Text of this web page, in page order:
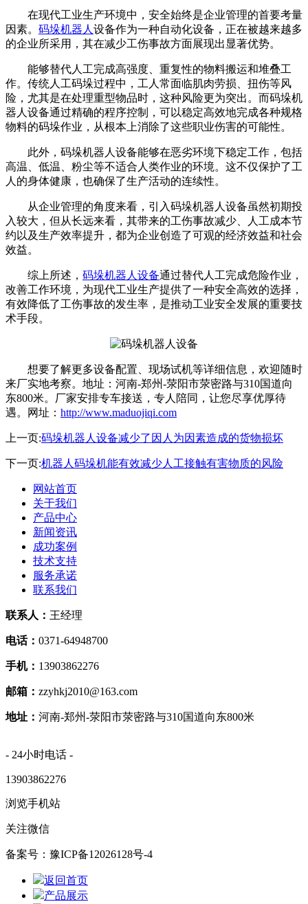
在现代工业生产环境中，安全始终是企业管理的首要考量
因素。 码垛机器人 设备作为一种自动化设备，正在被越来越多
的企业所采用，其在减少工伤事故方面展现出显著优势。
能够替代人工完成高强度、重复性的物料搬运和堆叠工
作。传统人工码垛过程中，工人常面临肌肉劳损、扭伤等风
险，尤其是在处理重型物品时，这种风险更为突出。而码垛机
器人设备通过精确的程序控制，可以稳定高效地完成各种规格
物料的码垛作业，从根本上消除了这些职业伤害的可能性。
此外，码垛机器人设备能够在恶劣环境下稳定工作，包括
高温、低温、粉尘等不适合人类作业的环境。这不仅保护了工
人的身体健康，也确保了生产活动的连续性。
从企业管理的角度来看，引入码垛机器人设备虽然初期投
入较大，但从长远来看，其带来的工伤事故减少、人工成本节
约以及生产效率提升，都为企业创造了可观的经济效益和社会
效益。
综上所述， 码垛机器人设备通过替代人工完成危险作业，
改善工作环境，为现代工业生产提供了一种安全高效的选择，
有效降低了工伤事故的发生率，是推动工业安全发展的重要技
术手段。
想要了解更多设备配置、现场试机等详细信息，欢迎随时
来厂实地考察。地址：河南-郑州-荥阳市荥密路与310国道向
东800米。厂家安排专车接送，专人陪同，让您尽享优厚待
遇。网址： http://www.maduojiqi.com
上一页:码垛机器人设备减少了因人为因素造成的货物损坏
下一页:机器人码垛机能有效减少人工接触有害物质的风险
网站首页
关于我们
产品中心
新闻资讯
成功案例
技术支持
服务承诺
联系我们
联系人： 王经理
电话： 0371-64948700
手机： 13903862276
邮箱： zzyhkj2010@163.com
地址： 河南-郑州-荥阳市荥密路与310国道向东800米
- 24小时电话 -
13903862276
浏览手机站
关注微信
备案号：豫ICP备12026128号-4
返回首页
产品展示